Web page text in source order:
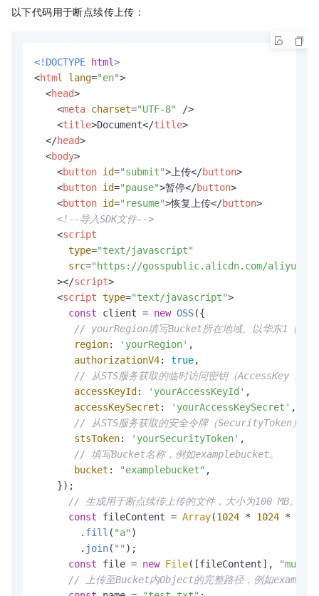
以下代码用于断点续传上传：
<!DOCTYPE html>
<html lang="en">
<head>
<meta charset="UTF-8"
/>
<title>Document</title>
</head>
<body>
<button id="submit">上传</button>
<button id="pause">暂停</button>
<button id="resume">恢复上传</button>
<!--导入SDK文件-->
<script
type="text/javascript"
src="https://gosspublic.alicdn.com/aliyun-
    >
</script>
<script type="text/javascript">
const client = new OSS({
// yourRegion填写Bucket所在地域。以华东1（杭
region: 'yourRegion' ,
authorizationV4: true,
// 从STS服务获取的临时访问密钥（AccessKey ID
accessKeyId : 'yourAccessKeyId' ,
accessKeySecret : 'yourAccessKeySecret' ,
// 从STS服务获取的安全令牌（SecurityToken）。
stsToken: 'yourSecurityToken' ,
// 填写Bucket名称，例如examplebucket。
bucket : "examplebucket" ,
    });
// 生成用于断点续传上传的文件，大小为100 MB。
const fileContent = Array(1024 * 1024 *
        .
fill ( "a" )
        .
join( "" );
const file = new File([fileContent],
// 上传至Bucket内Object的完整路径，例如